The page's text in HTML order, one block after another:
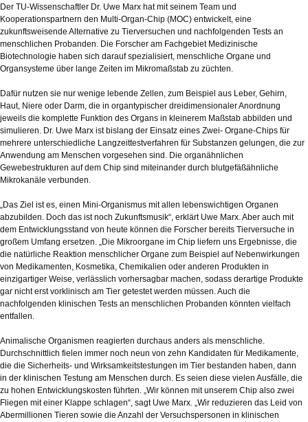
Der TU-Wissenschaftler Dr. Uwe Marx hat mit seinem Team und
Kooperationspartnern den Multi-Organ-Chip (MOC) entwickelt, eine
zukunftsweisende Alternative zu Tierversuchen und nachfolgenden Tests an
menschlichen Probanden. Die Forscher am Fachgebiet Medizinische
Biotechnologie haben sich darauf spezialisiert, menschliche Organe und
Organsysteme über lange Zeiten im Mikromaßstab zu züchten.
Dafür nutzen sie nur wenige lebende Zellen, zum Beispiel aus Leber, Gehirn,
Haut, Niere oder Darm, die in organtypischer dreidimensionaler Anordnung
jeweils die komplette Funktion des Organs in kleinerem Maßstab abbilden und
simulieren. Dr. Uwe Marx ist bislang der Einsatz eines Zwei- Organe-Chips für
mehrere unterschiedliche Langzeittestverfahren für Substanzen gelungen, die zur
Anwendung am Menschen vorgesehen sind. Die organähnlichen
Gewebestrukturen auf dem Chip sind miteinander durch blutgefäßähnliche
Mikrokanäle verbunden.
„Das Ziel ist es, einen Mini-Organismus mit allen lebenswichtigen Organen
abzubilden. Doch das ist noch Zukunftsmusik“, erklärt Uwe Marx. Aber auch mit
dem Entwicklungsstand von heute können die Forscher bereits Tierversuche in
großem Umfang ersetzen. „Die Mikroorgane im Chip liefern uns Ergebnisse, die
die natürliche Reaktion menschlicher Organe zum Beispiel auf Nebenwirkungen
von Medikamenten, Kosmetika, Chemikalien oder anderen Produkten in
einzigartiger Weise, verlässlich vorhersagbar machen, sodass derartige Produkte
gar nicht erst vorklinisch am Tier getestet werden müssen. Auch die
nachfolgenden klinischen Tests an menschlichen Probanden könnten vielfach
entfallen.
Animalische Organismen reagierten durchaus anders als menschliche.
Durchschnittlich fielen immer noch neun von zehn Kandidaten für Medikamente,
die die Sicherheits- und Wirksamkeitstestungen im Tier bestanden haben, dann
in der klinischen Testung am Menschen durch. Es seien diese vielen Ausfälle, die
zu hohen Entwicklungskosten führten. „Wir können mit unserem Chip also zwei
Fliegen mit einer Klappe schlagen“, sagt Uwe Marx. „Wir reduzieren das Leid von
Abermillionen Tieren sowie die Anzahl der Versuchspersonen in klinischen